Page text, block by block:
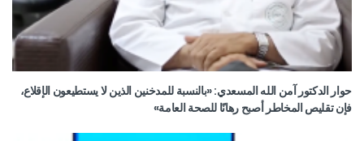
حوار الدكتور آمن الله المسعدي: «بالنسبة للمدخنين الذين لا يستطيعون الإقلاع،
فإن تقليص المخاطر أصبح رهانًا للصحة العامة»